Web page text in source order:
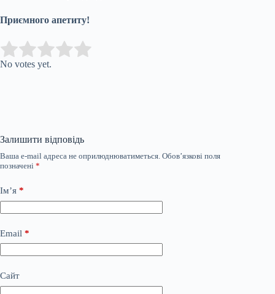
Приємного апетиту!
Rate this item:
No votes yet.
Залишити відповідь
Ваша e-mail адреса не оприлюднюватиметься. Обов’язкові поля
позначені *
Ім’я *
Email *
Сайт